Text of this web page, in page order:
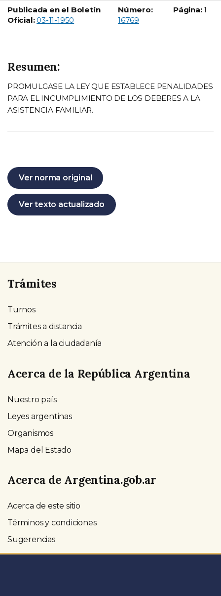
Publicada en el Boletín
Oficial: 03-11-1950
Número:
Boletín Oficial número:
16769
Página: 1
Resumen:
PROMULGASE LA LEY QUE ESTABLECE PENALIDADES
PARA EL INCUMPLIMIENTO DE LOS DEBERES A LA
ASISTENCIA FAMILIAR.
Ver norma original
Ver texto actualizado
Trámites
Turnos
Trámites a distancia
Atención a la ciudadanía
Acerca de la República Argentina
Nuestro país
Leyes argentinas
Organismos
Mapa del Estado
Acerca de Argentina.gob.ar
Acerca de este sitio
Términos y condiciones
Sugerencias